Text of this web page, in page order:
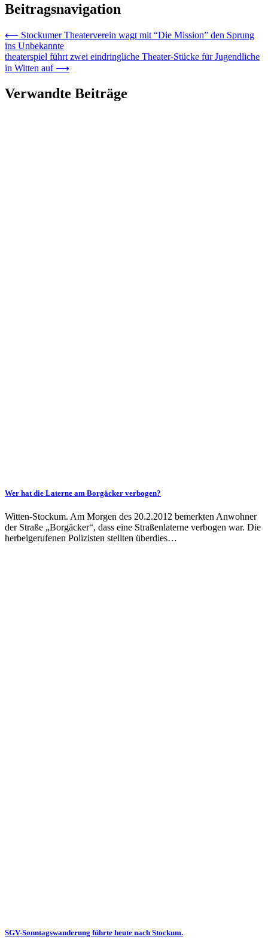
Beitragsnavigation
⟵ Stockumer Theaterverein wagt mit “Die Mission” den Sprung
ins Unbekannte
theaterspiel führt zwei eindringliche Theater-Stücke für Jugendliche
in Witten auf ⟶
Verwandte Beiträge
Wer hat die Laterne am Borgäcker verbogen?
Witten-Stockum. Am Morgen des 20.2.2012 bemerkten Anwohner
der Straße „Borgäcker“, dass eine Straßenlaterne verbogen war. Die
herbeigerufenen Polizisten stellten überdies…
SGV-Sonntagswanderung führte heute nach Stockum.